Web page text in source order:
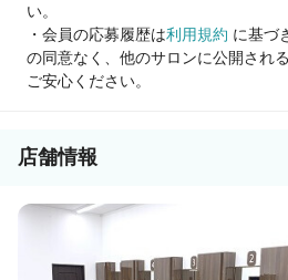
い。
・会員の応募履歴は利用規約 に基づ
の同意なく、他のサロンに公開され
ご安心ください。
店舗情報